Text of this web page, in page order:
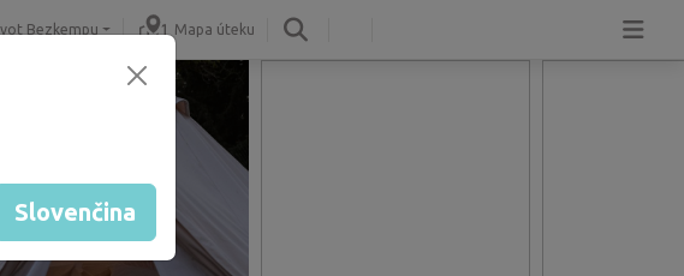
Bezkempu Mapa úteku
Slovenčina